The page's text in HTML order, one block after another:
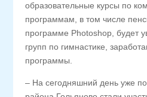
образовательные курсы по
программам, в том числе
программе Photoshop, будет
групп по гимнастике,
программы.
– На сегодняшний день уже